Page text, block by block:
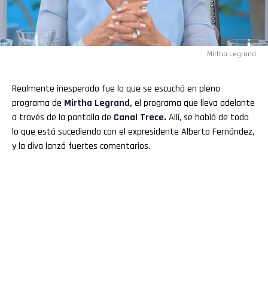
Mirtha Legrand
Realmente inesperado fue lo que se escuchó en pleno
programa de Mirtha Legrand, el programa que lleva adelante
a través de la pantalla de Canal Trece. Allí, se habló de todo
lo que está sucediendo con el expresidente Alberto Fernández,
y la diva lanzó fuertes comentarios.
Reddit
Pinterest
Email